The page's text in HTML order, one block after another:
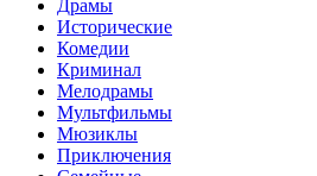
Драмы
Исторические
Комедии
Криминал
Мелодрамы
Мультфильмы
Мюзиклы
Приключения